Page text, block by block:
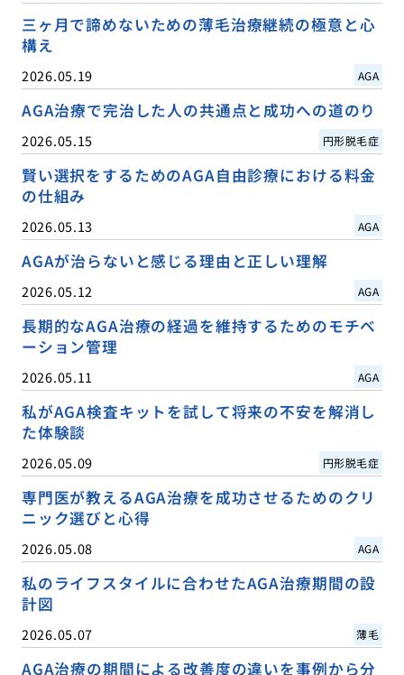
三ヶ月で諦めないための薄毛治療継続の極意と心
構え
2026.05.19 AGA
AGA治療で完治した人の共通点と成功への道のり
2026.05.15 円形脱毛症
賢い選択をするためのAGA自由診療における料金
の仕組み
2026.05.13 AGA
AGAが治らないと感じる理由と正しい理解
2026.05.12 AGA
長期的なAGA治療の経過を維持するためのモチベ
ーション管理
2026.05.11 AGA
私がAGA検査キットを試して将来の不安を解消し
た体験談
2026.05.09 円形脱毛症
専門医が教えるAGA治療を成功させるためのクリ
ニック選びと心得
2026.05.08 AGA
私のライフスタイルに合わせたAGA治療期間の設
計図
2026.05.07 薄毛
AGA治療の期間による改善度の違いを事例から分